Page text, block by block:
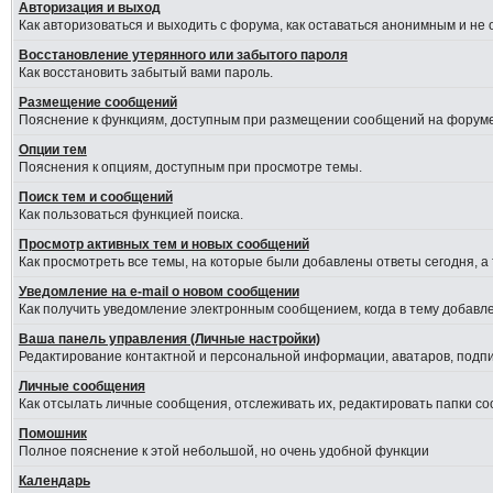
Авторизация и выход
Как авторизоваться и выходить с форума, как оставаться анонимным и
Восстановление утерянного или забытого пароля
Как восстановить забытый вами пароль.
Размещение сообщений
Пояснение к функциям, доступным при размещении сообщений на
Опции тем
Пояснения к опциям, доступным при просмотре темы.
Поиск тем и сообщений
Как пользоваться функцией поиска.
Просмотр активных тем и новых сообщений
Как просмотреть все темы, на которые были добавлены ответы сегодня,
Уведомление на е-mail о новом сообщении
Как получить уведомление электронным сообщением, когда в тему
Ваша панель управления (Личные настройки)
Редактирование контактной и персональной информации, аватаров,
Личные сообщения
Как отсылать личные сообщения, отслеживать их, редактировать папки
Помошник
Полное пояснение к этой небольшой, но очень удобной функции
Календарь